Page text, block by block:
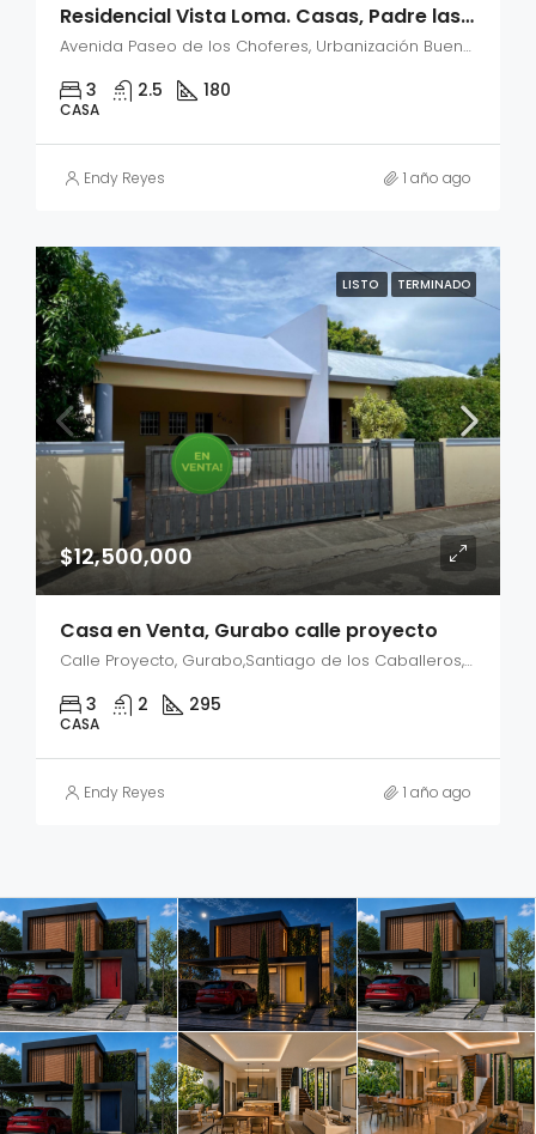
Residencial Vista Loma. Casas, Padre las casas
Avenida Paseo de los Choferes, Urbanización Buena Vista, Santiago de los Caballeros, Santiago, 51061, República Dominicana
3 2.5 180
CASA
Endy Reyes 1 año ago
LISTO TERMINADO
$12,500,000
Casa en Venta, Gurabo calle proyecto
Calle Proyecto, Gurabo,Santiago de los Caballeros, Santiago, 51052, República Dominicana
3 2 295
CASA
Endy Reyes 1 año ago